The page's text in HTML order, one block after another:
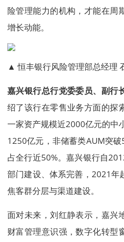
险管理能力的机构，才能在周
增长动能。
▲ 恒丰银行风险管理部总经理
嘉兴银行总行党委委员、副行
绍了该行在零售业务方面的探
一家资产规模近2000亿元的中
1250亿元，非储蓄类AUM突
占全行近50%。嘉兴银行自
部门建设、体系完善，2021年
焦客群分层与渠道建设。
面对未来，刘红静表示，嘉兴
财富管理意识强，数字化转型